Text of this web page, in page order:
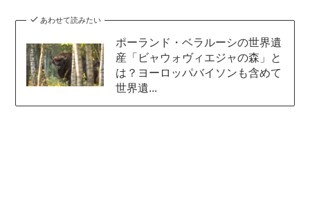
あわせて読みたい
ポーランド・ベラルーシの世界遺
産「ビャウォヴィエジャの森」と
は？ヨーロッパバイソンも含めて
世界遺...